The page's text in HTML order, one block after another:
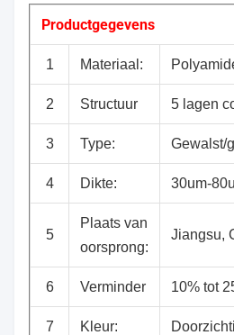
Productgegevens
1 Materiaal:
2 Structuur 5 lagen
3 Type: Gewalst/
4 Dikte: 30um-
5
Plaats van
oorsprong:
Jiangsu,
6 Verminder 10% tot
7 Kleur: